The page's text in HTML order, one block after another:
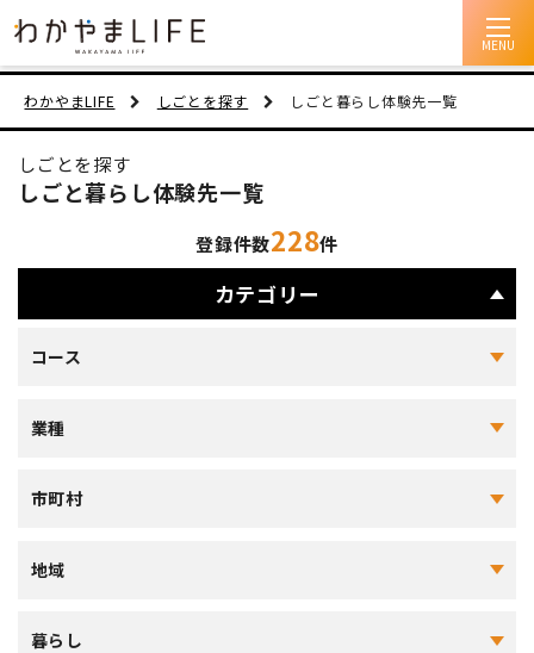
イベント情報
人に会う
しごと
住まい
わかやまLIFE しごとを探す しごと暮らし体験先一覧
しごとを探す
しごと暮らし体験先一覧
登録件数228件
カテゴリー
コース
業種
市町村
地域
暮らし